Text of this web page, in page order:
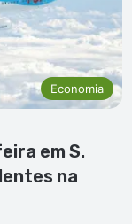
Economia
em S.
na